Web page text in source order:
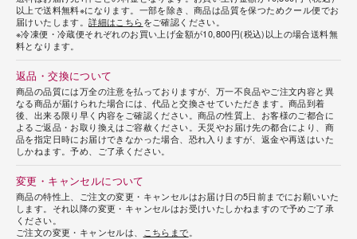
以上で送料無料※になります。一部を除き、商品は品質を保つためクール便でお
届けいたします。詳細はこちらをご確認ください。
※冷凍便・冷蔵便それぞれのお買い上げ金額が10,800円(税込)以上の場合送料無
料となります。
返品・交換について
商品の品質には万全の注意を払っておりますが、万一不良品やご注文内容と異
なる商品が届けられた場合には、代品と交換させていただきます。商品到着
後、出来る限り早く内容をご確認ください。商品の性質上、お客様のご都合に
よるご返品・お取り換えはご容赦ください。天災やお届け先の都合により、商
品を指定日時にお届けできなかった場合、恐れ入りますが、返金や再送はいた
しかねます。予め、ご了承ください。
変更・キャンセルについて
商品の特性上、ご注文の変更・キャンセルはお届け日の5日前までにお願いいた
します。それ以降の変更・キャンセルはお受けいたしかねますので予めご了承
ください。
ご注文の変更・キャンセルは、
こちらまで